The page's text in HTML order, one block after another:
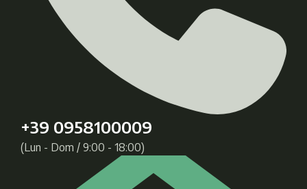
+39 0958100009
(Lun - Dom / 9:00 - 18:00)